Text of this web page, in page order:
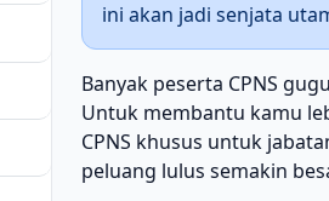
ini akan jadi senjata
Banyak peserta CPNS
Untuk membantu kamu
CPNS khusus untuk
peluang lulus semakin